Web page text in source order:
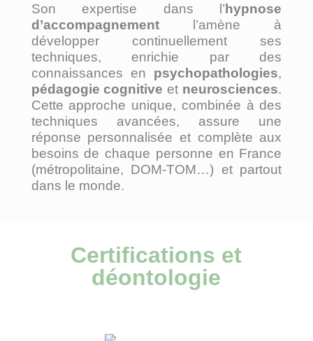
Son expertise dans l’hypnose
d’accompagnementl’amène à
développer continuellement ses
techniques, enrichie par des
connaissances en psychopathologies,
pédagogie cognitive et neurosciences.
Cette approche unique, combinée à des
techniques avancées, assure une
réponse personnalisée et complète aux
besoins de chaque personne en France
(métropolitaine, DOM-TOM…) et partout
dans le monde.
Certifications et
déontologie